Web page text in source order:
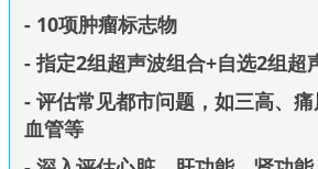
- 10项肿瘤标志物
- 指定2组超声波组合+自选2组超
- 评估常见都市问题，如三高、
血管等